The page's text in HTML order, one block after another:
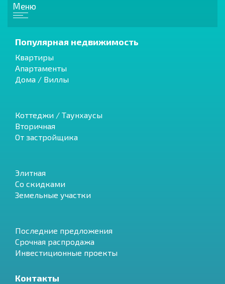
Меню
Популярная недвижимость
Квартиры
Апартаменты
Дома / Виллы
Коттеджи / Таунхаусы
Вторичная
От застройщика
Элитная
Со скидками
Земельные участки
Последние предложения
Срочная распродажа
Инвестиционные проекты
Контакты